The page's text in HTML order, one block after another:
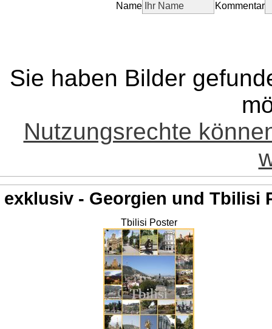
Name Kommentar
Sie haben Bilder
Nutzungsrechte
exklusiv - Georgien und Tbilisi
Tbilisi Poster